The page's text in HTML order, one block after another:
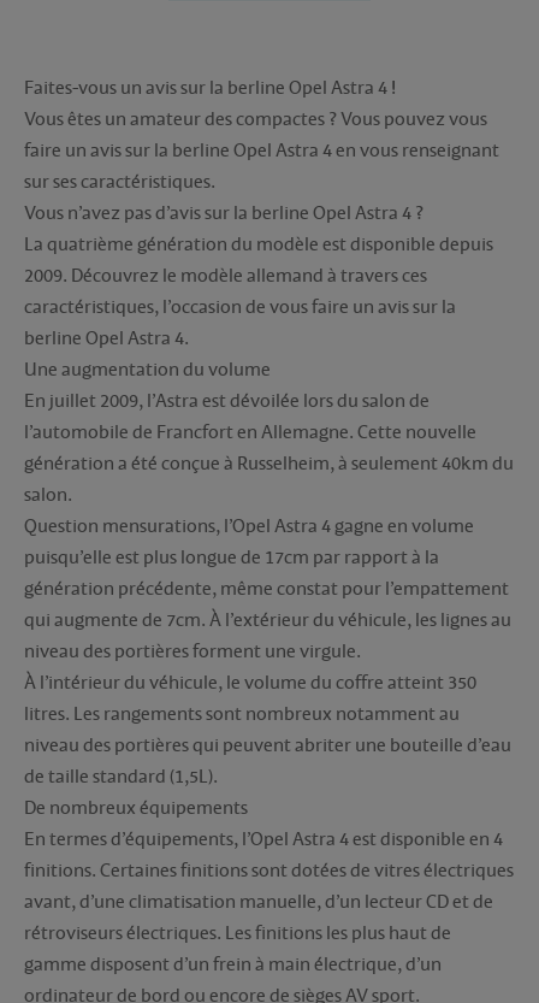
Faites-vous un avis sur la berline Opel Astra 4 !
Vous êtes un amateur des compactes ? Vous pouvez vous
faire un avis sur la berline Opel Astra 4 en vous renseignant
sur ses caractéristiques.
Vous n’avez pas d’avis sur la berline Opel Astra 4 ?
La quatrième génération du modèle est disponible depuis
2009. Découvrez le modèle allemand à travers ces
caractéristiques, l’occasion de vous faire un avis sur la
berline Opel Astra 4.
Une augmentation du volume
En juillet 2009, l’Astra est dévoilée lors du salon de
l’automobile de Francfort en Allemagne. Cette nouvelle
génération a été conçue à Russelheim, à seulement 40km du
salon.
Question mensurations, l’Opel Astra 4 gagne en volume
puisqu’elle est plus longue de 17cm par rapport à la
génération précédente, même constat pour l’empattement
qui augmente de 7cm. À l’extérieur du véhicule, les lignes au
niveau des portières forment une virgule.
À l’intérieur du véhicule, le volume du coffre atteint 350
litres. Les rangements sont nombreux notamment au
niveau des portières qui peuvent abriter une bouteille d’eau
de taille standard (1,5L).
De nombreux équipements
En termes d’équipements, l’Opel Astra 4 est disponible en 4
finitions. Certaines finitions sont dotées de vitres électriques
avant, d’une climatisation manuelle, d’un lecteur CD et de
rétroviseurs électriques. Les finitions les plus haut de
gamme disposent d’un frein à main électrique, d’un
ordinateur de bord ou encore de sièges AV sport.